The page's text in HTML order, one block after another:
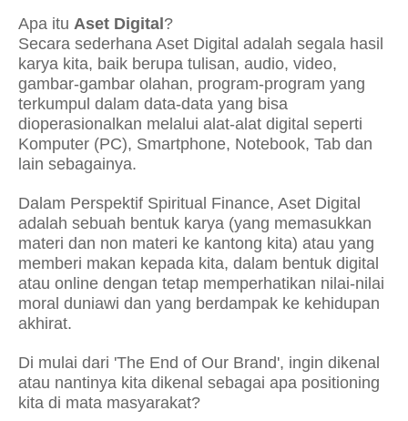
Apa itu Aset Digital ?
Secara sederhana Aset Digital adalah segala hasil
karya kita, baik berupa tulisan, audio, video,
gambar-gambar olahan, program-program yang
terkumpul dalam data-data yang bisa
dioperasionalkan melalui alat-alat digital seperti
Komputer (PC), Smartphone, Notebook, Tab dan
lain sebagainya.
Dalam Perspektif Spiritual Finance, Aset Digital
adalah sebuah bentuk karya (yang memasukkan
materi dan non materi ke kantong kita) atau yang
memberi makan kepada kita, dalam bentuk digital
atau online dengan tetap memperhatikan nilai-nilai
moral duniawi dan yang berdampak ke kehidupan
akhirat.
Di mulai dari 'The End of Our Brand', ingin dikenal
atau nantinya kita dikenal sebagai apa positioning
kita di mata masyarakat?